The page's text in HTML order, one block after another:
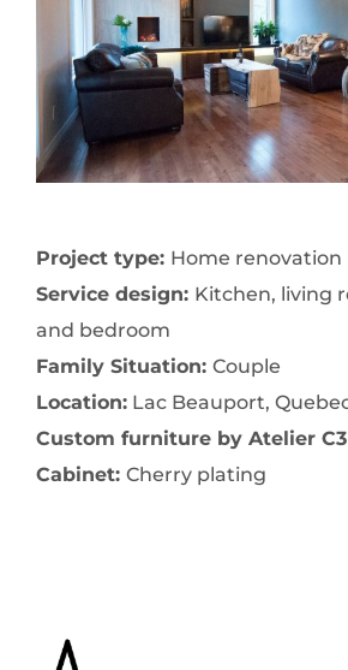
Project type: Home renovation
Service design: Kitchen, living
and bedroom
Family Situation: Couple
Location:Lac Beauport,
Custom furniture by Atelier
Cabinet: Cherry plating